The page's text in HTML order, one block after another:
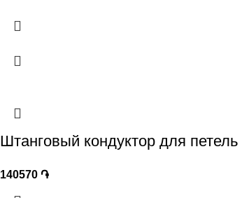
Штанговый кондуктор для
140570 ֏